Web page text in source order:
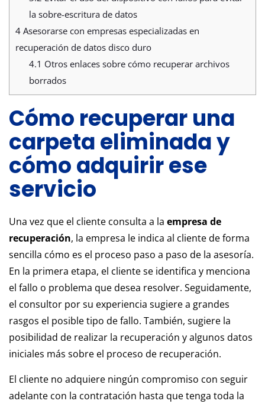
la sobre-escritura de datos
4 Asesorarse con empresas especializadas en
recuperación de datos disco duro
4.1 Otros enlaces sobre cómo recuperar archivos
borrados
Cómo recuperar una
carpeta eliminada y
cómo adquirir ese
servicio
Una vez que el cliente consulta a la empresa de
recuperación, la empresa le indica al cliente de forma
sencilla cómo es el proceso paso a paso de la asesoría.
En la primera etapa, el cliente se identifica y menciona
el fallo o problema que desea resolver. Seguidamente,
el consultor por su experiencia sugiere a grandes
rasgos el posible tipo de fallo. También, sugiere la
posibilidad de realizar la recuperación y algunos datos
iniciales más sobre el proceso de recuperación.
El cliente no adquiere ningún compromiso con seguir
adelante con la contratación hasta que tenga toda la